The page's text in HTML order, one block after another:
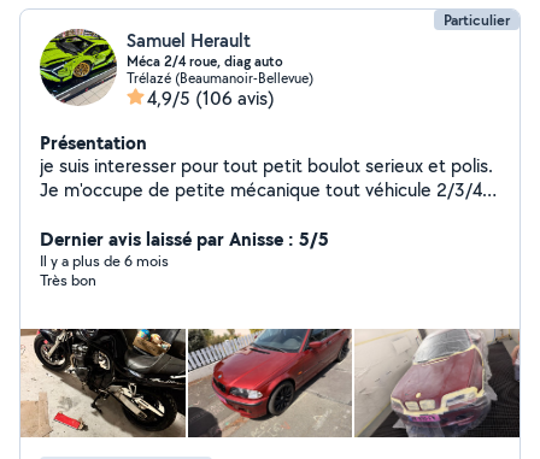
Particulier
Samuel Herault
Méca 2/4 roue, diag auto
Trélazé (Beaumanoir-Bellevue)
4,9/5 (106 avis)
Présentation
je suis interesser pour tout petit boulot serieux et polis.
Je m'occupe de petite mécanique tout véhicule 2/3/4
diagnostique. Je peut m'être en location taille haie et
tronçonneuse
Dernier avis laissé par Anisse : 5/5
Il y a plus de 6 mois
Très bon